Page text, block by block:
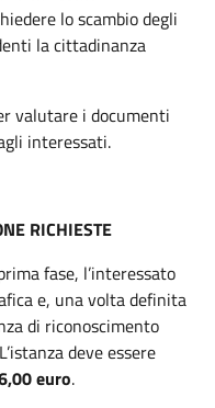
lo scambio degli
la cittadinanza
valutare i documenti
interessati.
RICHIESTE
fase, l’interessato
e, una volta definita
di riconoscimento
deve essere
euro.